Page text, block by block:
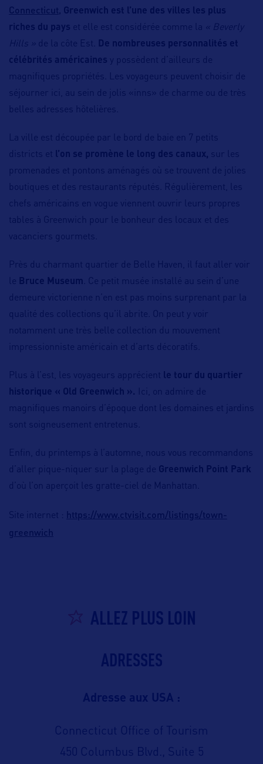
Connecticut, Greenwich est l’une des villes les plus
riches du pays et elle est considérée comme la
« Beverly
Hills » de la côte Est.
De nombreuses personnalités et
célébrités américaines y possèdent d’ailleurs de
magnifiques propriétés. Les voyageurs peuvent choisir de
séjourner ici, au sein de jolis «inns» de charme ou de très
belles adresses hôtelières.
La ville est découpée par le bord de baie en 7 petits
districts et
l’on se promène le long des canaux, sur les
promenades et pontons aménagés où se trouvent de jolies
boutiques et des restaurants réputés. Régulièrement, les
chefs américains en vogue viennent ouvrir leurs propres
tables à Greenwich pour le bonheur des locaux et des
vacanciers gourmets.
Près du charmant quartier de Belle Haven, il faut aller voir
le Bruce Museum
. Ce petit musée installé au sein d’une
demeure victorienne n’en est pas moins surprenant par la
qualité des collections qu’il abrite. On peut y voir
notamment une très belle collection du mouvement
impressionniste américain et d’arts décoratifs.
Plus à l’est, les voyageurs apprécient
le tour du quartier
historique « Old Greenwich ».
Ici, on admire de
magnifiques manoirs d’époque dont les domaines et jardins
sont soigneusement entretenus.
Enfin, du printemps à l’automne, nous vous recommandons
d’aller pique-niquer sur la plage de Greenwich Point Park
d’où l’on aperçoit les gratte-ciel de Manhattan.
Site internet : https://www.ctvisit.com/listings/town-
greenwich
ALLEZ PLUS LOIN
ADRESSES
Adresse aux USA :
Connecticut Office of Tourism
450 Columbus Blvd., Suite 5